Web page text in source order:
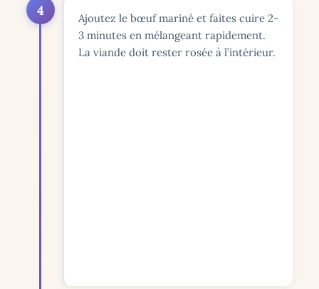
4
Ajoutez le bœuf mariné et faites cuire 2-
3 minutes en mélangeant rapidement.
La viande doit rester rosée à l’intérieur.